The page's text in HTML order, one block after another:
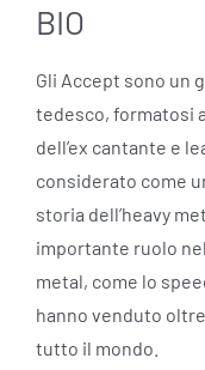
BIO
Gli Accept sono un
tedesco, formatosi
dell’ex cantante e
considerato come
storia dell’heavy
importante ruolo
metal, come lo
hanno venduto
tutto il mondo.